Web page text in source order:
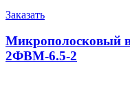
Заказать
Микрополосковый
2ФВМ-6.5-2